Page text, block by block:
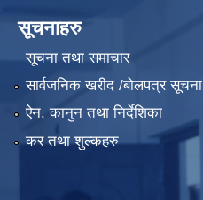
सूचनाहरु
सूचना तथा समाचार
सार्वजनिक खरीद /बोलपत्र सूचना
ऐन, कानुन तथा निर्देशिका
कर तथा शुल्कहरु